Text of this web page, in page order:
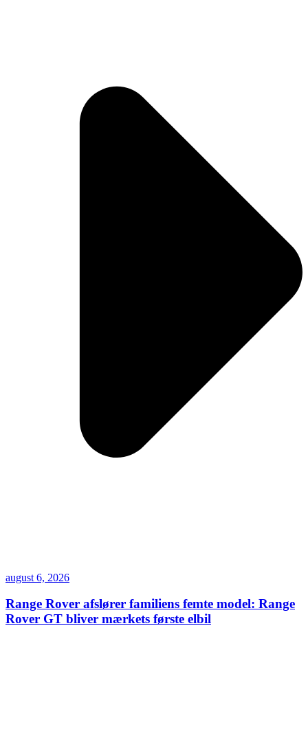
august 6, 2026
Range Rover afslører familiens femte model: Range
Rover GT bliver mærkets første elbil